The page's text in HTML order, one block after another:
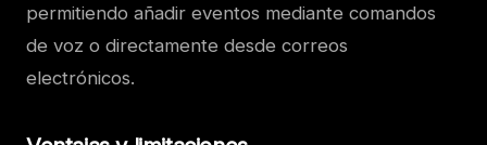
permitiendo añadir eventos mediante comandos
de voz o directamente desde correos
electrónicos.